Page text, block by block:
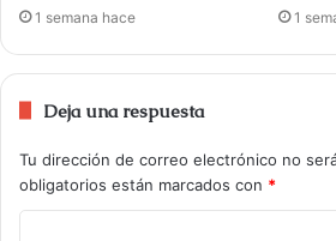
1 semana hace 1
Deja una respuesta
Tu dirección de correo electrónico no
obligatorios están marcados con *